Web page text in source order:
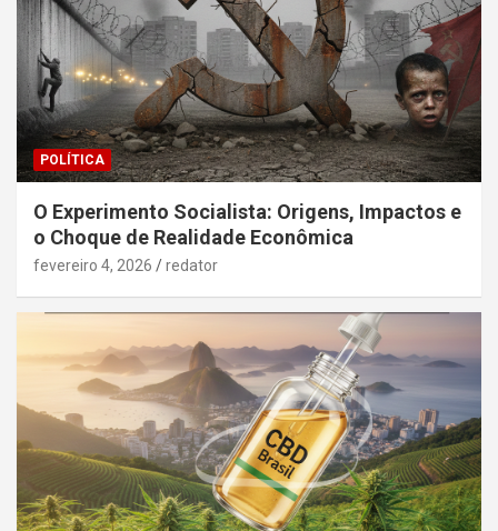
POLÍTICA
O Experimento Socialista: Origens, Impactos e
o Choque de Realidade Econômica
fevereiro 4, 2026 redator